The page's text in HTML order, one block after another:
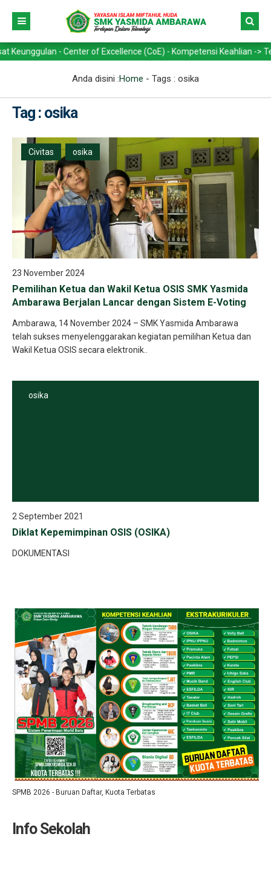
- Center of Excellence (CoE) - Kompetensi Keahlian ->
Anda disini :Home - Tags : osika
Tag : osika
Civitas osika
23 November 2024
Pemilihan Ketua dan Wakil Ketua OSIS SMK Yasmida
Ambarawa Berjalan Lancar dengan Sistem E-Voting
Ambarawa, 14 November 2024 – SMK Yasmida Ambarawa
telah sukses menyelenggarakan kegiatan pemilihan Ketua dan
Wakil Ketua OSIS secara elektronik..
osika
2 September 2021
Diklat Kepemimpinan OSIS (OSIKA)
DOKUMENTASI
SPMB 2026 - Buruan Daftar, Kuota Terbatas
Info Sekolah